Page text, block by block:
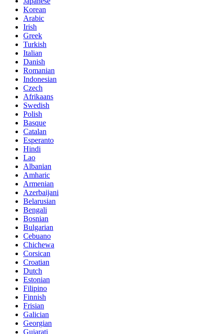
Korean
Arabic
Irish
Greek
Turkish
Italian
Danish
Romanian
Indonesian
Czech
Afrikaans
Swedish
Polish
Basque
Catalan
Esperanto
Hindi
Lao
Albanian
Amharic
Armenian
Azerbaijani
Belarusian
Bengali
Bosnian
Bulgarian
Cebuano
Chichewa
Corsican
Croatian
Dutch
Estonian
Filipino
Finnish
Frisian
Galician
Georgian
Gujarati